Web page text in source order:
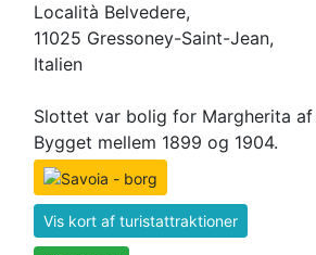
Località Belvedere,
11025 Gressoney-Saint-Jean,
Italien
Slottet var bolig for Margherita af
Bygget mellem 1899 og 1904.
Vis kort af turistattraktioner